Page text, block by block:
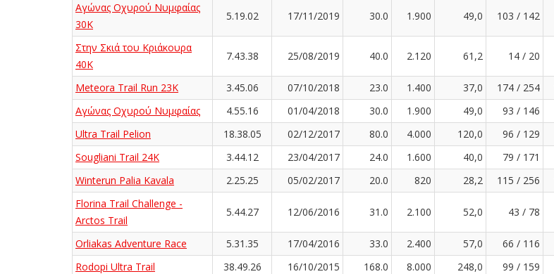
Αγώνας Οχυρού Νυμφαίας
30Κ
5.19.02 17/11/2019 30.0 1.900 49,0 103 / 142
Στην Σκιά του Κριάκουρα
40K
7.43.38 25/08/2019 40.0 2.120 61,2 14 / 20
Meteora Trail Run 23K 3.45.06 07/10/2018 23.0 1.400 37,0 174 / 254
Αγώνας Οχυρού Νυμφαίας
4.55.16 01/04/2018 30.0 1.900 49,0 93 / 146
Ultra Trail Pelion
18.38.05 02/12/2017 80.0 4.000 120,0 96 / 129
Sougliani Trail 24K
3.44.12 23/04/2017 24.0 1.600 40,0 79 / 171
Winterun Palia Kavala
2.25.25 05/02/2017 20.0 820 28,2 115 / 256
Florina Trail Challenge -
Arctos Trail
5.44.27 12/06/2016 31.0 2.100 52,0 43 / 78
Orliakas Adventure Race 5.31.35 17/04/2016 33.0 2.400 57,0 66 / 116
Rodopi Ultra Trail
38.49.26 16/10/2015 168.0 8.000 248,0 99 / 159